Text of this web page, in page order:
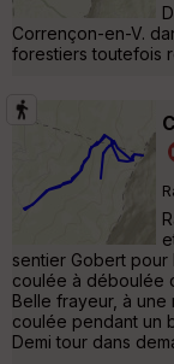
Corrençon-en-V.
forestiers toutefois
sentier Gobert pour
coulée à déboulée
Belle frayeur, à
coulée pendant un
Demi tour dans